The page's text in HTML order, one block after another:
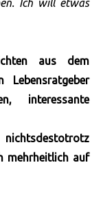
Ich will etwas
aus dem
Lebensratgeber
interessante
mehrheitlich auf